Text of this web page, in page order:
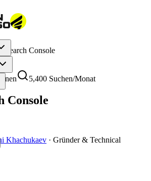
Search Console
5,400 Suchen/Monat
Console
Khachukaev · Gründer & Technical